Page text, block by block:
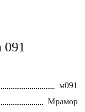
м091
Мрамор